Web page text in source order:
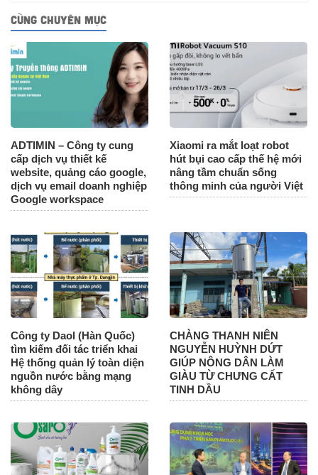
CÙNG CHUYÊN MỤC
ADTIMIN – Công ty cung
cấp dịch vụ thiết kế
website, quảng cáo google,
dịch vụ email doanh nghiệp
Google workspace
Xiaomi ra mắt loạt robot
hút bụi cao cấp thế hệ mới
nâng tầm chuẩn sống
thông minh của người Việt
Công ty Daol (Hàn Quốc)
tìm kiếm đối tác triển khai
Hệ thống quản lý toàn diện
nguồn nước bằng mạng
không dây
CHÀNG THANH NIÊN
NGUYỄN HUỲNH DỨT
GIÚP NÔNG DÂN LÀM
GIÀU TỪ CHƯNG CẤT
TINH DẦU